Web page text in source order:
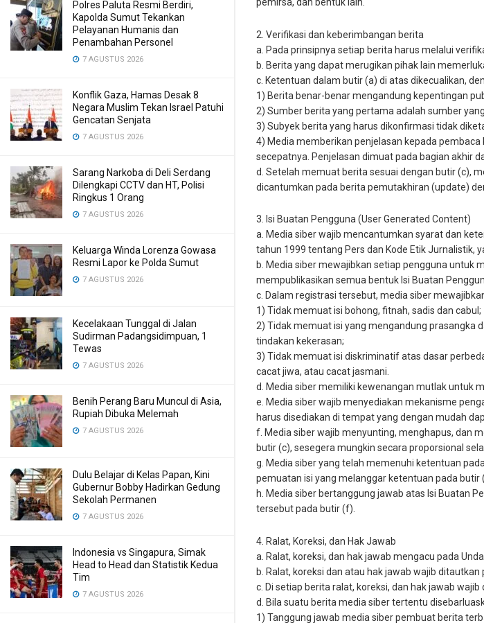
Polres Paluta Resmi Berdiri,
Kapolda Sumut Tekankan
Pelayanan Humanis dan
Penambahan Personel
7 AGUSTUS 2026
Konflik Gaza, Hamas Desak 8
Negara Muslim Tekan Israel Patuhi
Gencatan Senjata
7 AGUSTUS 2026
Sarang Narkoba di Deli Serdang
Dilengkapi CCTV dan HT, Polisi
Ringkus 1 Orang
7 AGUSTUS 2026
Keluarga Winda Lorenza Gowasa
Resmi Lapor ke Polda Sumut
7 AGUSTUS 2026
Kecelakaan Tunggal di Jalan
Sudirman Padangsidimpuan, 1
Tewas
7 AGUSTUS 2026
Benih Perang Baru Muncul di Asia,
Rupiah Dibuka Melemah
7 AGUSTUS 2026
Dulu Belajar di Kelas Papan, Kini
Gubernur Bobby Hadirkan Gedung
Sekolah Permanen
7 AGUSTUS 2026
Indonesia vs Singapura, Simak
Head to Head dan Statistik Kedua
Tim
7 AGUSTUS 2026
2. Verifikasi dan keberimbangan berita
a. Pada prinsipnya setiap berita harus melalui
b. Berita yang dapat merugikan pihak lain
c. Ketentuan dalam butir (a) di atas dikecualikan,
1) Berita benar-benar mengandung kepentingan
2) Sumber berita yang pertama adalah sumber
3) Subyek berita yang harus dikonfirmasi tidak
4) Media memberikan penjelasan kepada
secepatnya. Penjelasan dimuat pada bagian akhir
d. Setelah memuat berita sesuai dengan butir (c),
dicantumkan pada berita pemutakhiran (update)
3. Isi Buatan Pengguna (User Generated Content)
a. Media siber wajib mencantumkan syarat dan
tahun 1999 tentang Pers dan Kode Etik Jurnalistik,
b. Media siber mewajibkan setiap pengguna untuk
mempublikasikan semua bentuk Isi Buatan
c. Dalam registrasi tersebut, media siber
1) Tidak memuat isi bohong, fitnah, sadis dan cabul;
2) Tidak memuat isi yang mengandung prasangka
tindakan kekerasan;
3) Tidak memuat isi diskriminatif atas dasar
cacat jiwa, atau cacat jasmani.
d. Media siber memiliki kewenangan mutlak untuk
e. Media siber wajib menyediakan mekanisme
harus disediakan di tempat yang dengan mudah
f. Media siber wajib menyunting, menghapus, dan
butir (c), sesegera mungkin secara proporsional
g. Media siber yang telah memenuhi ketentuan
pemuatan isi yang melanggar ketentuan pada butir
h. Media siber bertanggung jawab atas Isi Buatan
tersebut pada butir (f).
4. Ralat, Koreksi, dan Hak Jawab
a. Ralat, koreksi, dan hak jawab mengacu pada
b. Ralat, koreksi dan atau hak jawab wajib
c. Di setiap berita ralat, koreksi, dan hak jawab
d. Bila suatu berita media siber tertentu
1) Tanggung jawab media siber pembuat berita